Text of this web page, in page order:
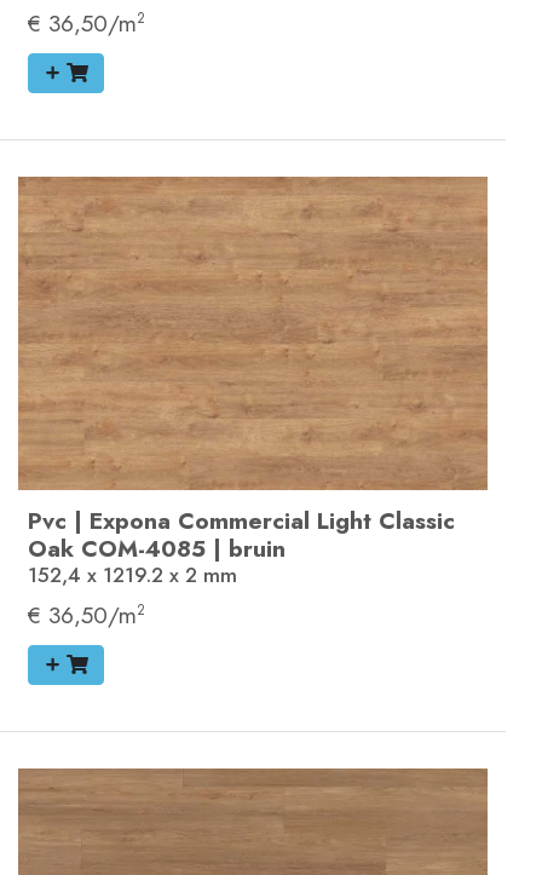
€ 36,50/m2
Pvc | Expona Commercial Light Classic
Oak COM-4085 | bruin
152,4 x 1219.2 x 2 mm
€ 36,50/m2